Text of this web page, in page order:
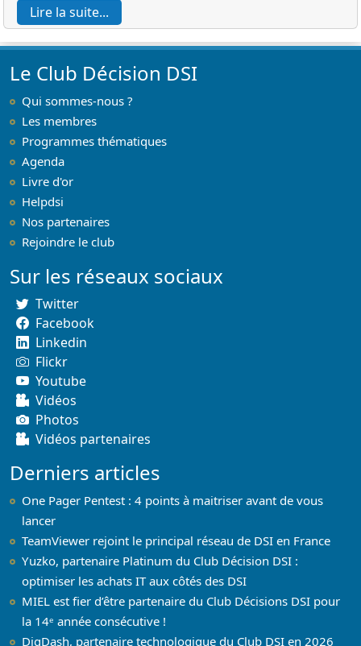
Lire la suite...
Le Club Décision DSI
Qui sommes-nous ?
Les membres
Programmes thématiques
Agenda
Livre d'or
Helpdsi
Nos partenaires
Rejoindre le club
Sur les réseaux sociaux
Twitter
Facebook
Linkedin
Flickr
Youtube
Vidéos
Photos
Vidéos partenaires
Derniers articles
One Pager Pentest : 4 points à maitriser avant de vous
lancer
TeamViewer rejoint le principal réseau de DSI en France
Yuzko, partenaire Platinum du Club Décision DSI :
optimiser les achats IT aux côtés des DSI
MIEL est fier d’être partenaire du Club Décisions DSI pour
la 14ᵉ année consécutive !
DigDash, partenaire technologique du Club DSI en 2026